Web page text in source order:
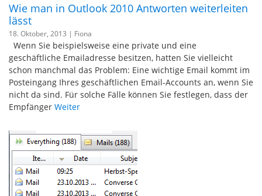
Wie man in Outlook 2010 Antworten weiterleiten
lässt
18. Oktober, 2013 | Fiona
Wenn Sie beispielsweise eine private und eine
geschäftliche Emailadresse besitzen, hatten Sie vielleicht
schon manchmal das Problem: Eine wichtige Email kommt im
Posteingang Ihres geschäftlichen Email-Accounts an, wenn Sie
nicht da sind. Für solche Fälle können Sie festlegen, dass der
Empfänger Weiter